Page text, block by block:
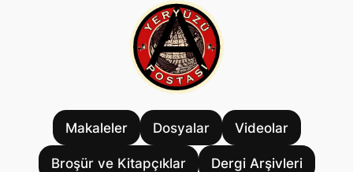
Makaleler Dosyalar Videolar
Broşür ve Kitapçıklar Dergi Arşivleri